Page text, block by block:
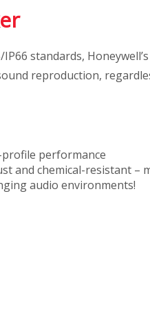
standards,
reproduction,
performance
and chemical-resistant –
audio environments!